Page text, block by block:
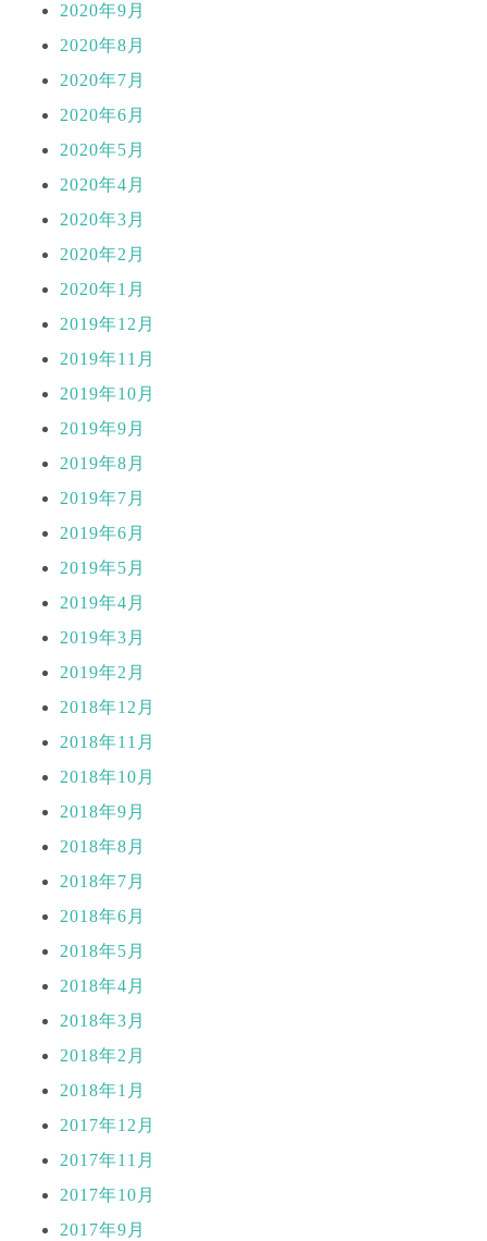
2020年9月
2020年8月
2020年7月
2020年6月
2020年5月
2020年4月
2020年3月
2020年2月
2020年1月
2019年12月
2019年11月
2019年10月
2019年9月
2019年8月
2019年7月
2019年6月
2019年5月
2019年4月
2019年3月
2019年2月
2018年12月
2018年11月
2018年10月
2018年9月
2018年8月
2018年7月
2018年6月
2018年5月
2018年4月
2018年3月
2018年2月
2018年1月
2017年12月
2017年11月
2017年10月
2017年9月